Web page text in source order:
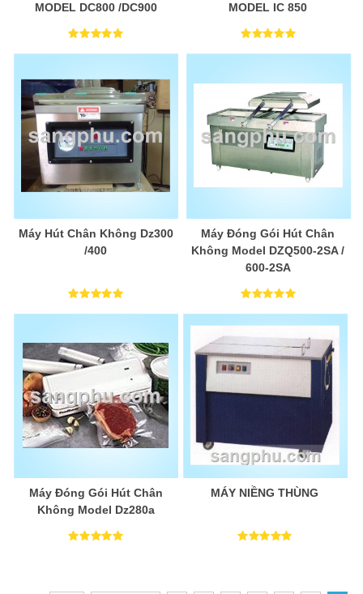
MODEL DC800 /DC900
MODEL IC 850
Máy Hút Chân Không Dz300
/400
Máy Đóng Gói Hút Chân
Không Model DZQ500-2SA /
600-2SA
Máy Đóng Gói Hút Chân
Không Model Dz280a
MÁY NIỀNG THÙNG